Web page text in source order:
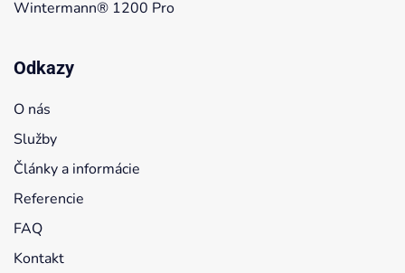
Wintermann® 1200 Pro
Odkazy
O nás
Služby
Články a informácie
Referencie
FAQ
Kontakt